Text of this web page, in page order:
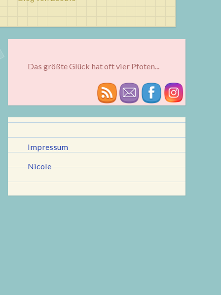
Das größte Glück hat oft vier Pfoten...
Impressum
Nicole